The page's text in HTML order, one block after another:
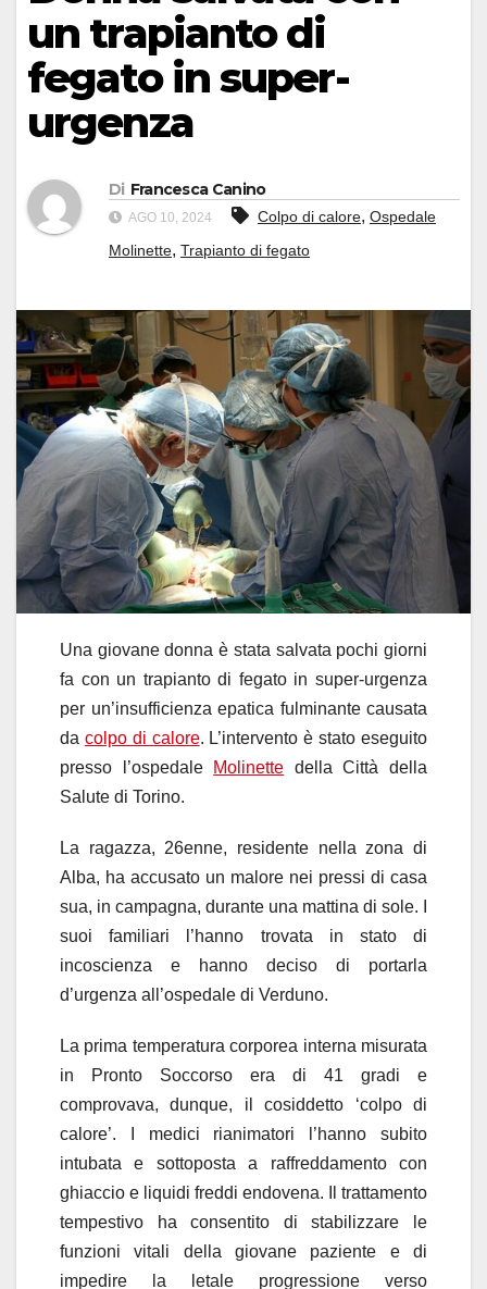
un trapianto di
fegato in super-
urgenza
Di Francesca Canino
AGO 10, 2024 Colpo di calore, Ospedale
Molinette, Trapianto di fegato
Una giovane donna è stata salvata pochi giorni
fa con un trapianto di fegato in super-urgenza
per un’insufficienza epatica fulminante causata
da colpo di calore. L’intervento è stato eseguito
presso l’ospedale
Molinette della Città della
Salute di Torino.
La ragazza, 26enne, residente nella zona di
Alba, ha accusato un malore nei pressi di casa
sua, in campagna, durante una mattina di sole. I
suoi familiari l’hanno trovata in stato di
incoscienza e hanno deciso di portarla
d’urgenza all’ospedale di Verduno.
La prima temperatura corporea interna misurata
in Pronto Soccorso era di 41 gradi e
comprovava, dunque, il cosiddetto ‘colpo di
calore’. I medici rianimatori l’hanno subito
intubata e sottoposta a raffreddamento con
ghiaccio e liquidi freddi endovena. Il trattamento
tempestivo ha consentito di stabilizzare le
funzioni vitali della giovane paziente e di
impedire la letale progressione verso